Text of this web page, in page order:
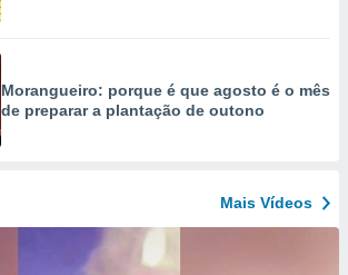
Morangueiro: porque é que agosto é o mês
de preparar a plantação de outono
Mais Vídeos